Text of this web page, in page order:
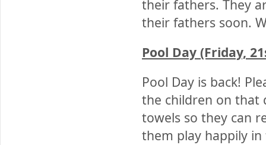
their fathers. They
their fathers soon.
Pool Day (Friday,
Pool Day is back!
the children on that
towels so they can
them play happily